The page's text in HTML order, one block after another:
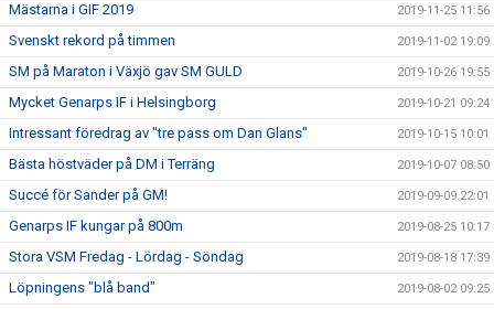
Mästarna i GIF 2019 2019-11-25 11:56
Svenskt rekord på timmen 2019-11-02 19:09
SM på Maraton i Växjö gav SM GULD 2019-10-26 19:55
Mycket Genarps IF i Helsingborg 2019-10-21 09:24
Intressant föredrag av "tre pass om Dan Glans" 2019-10-15 10:01
Bästa höstväder på DM i Terräng 2019-10-07 08:50
Succé för Sander på GM! 2019-09-09 22:01
Genarps IF kungar på 800m 2019-08-25 10:17
Stora VSM Fredag - Lördag - Söndag 2019-08-18 17:39
Löpningens "blå band" 2019-08-02 09:25